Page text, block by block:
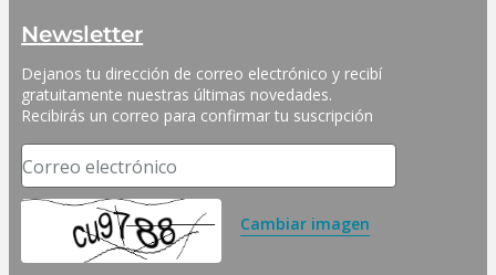
Newsletter
Dejanos tu dirección de correo electrónico y recibí
gratuitamente nuestras últimas novedades.
Recibirás un correo para confirmar tu suscripción
Correo electrónico
Cambiar imagen